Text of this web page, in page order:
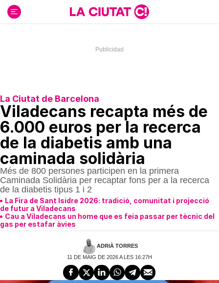
contenido
La Ciutat de Barcelona
Viladecans recapta més de
6.000 euros per la recerca
de la diabetis amb una
caminada solidària
Més de 800 persones participen en la primera
Caminada Solidària per recaptar fons per a la recerca
de la diabetis tipus 1 i 2
La Fira de Sant Isidre 2026: tradició, comunitat i projecció
de futur a Viladecans
Cau a Viladecans un home que es feia passar per tècnic del
gas per estafar àvies
ADRIÀ TORRES
11 DE MAIG DE 2026 A LES 16:27H